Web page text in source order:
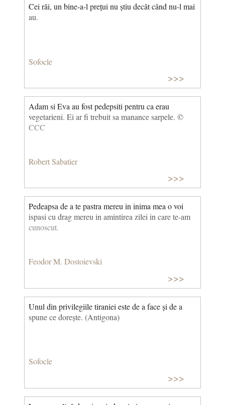
Cei răi, un bine-a-l prețui nu știu decât când nu-l mai
au.
Sofocle
>>>
Adam si Eva au fost pedepsiti pentru ca erau
vegetarieni. Ei ar fi trebuit sa manance sarpele. ©
CCC
Robert Sabatier
>>>
Pedeapsa de a te pastra mereu in inima mea o voi
ispasi cu drag mereu in amintirea zilei in care te-am
cunoscut.
Feodor M. Dostoievski
>>>
Unul din privilegiile tiraniei este de a face și de a
spune ce dorește. (Antigona)
Sofocle
>>>